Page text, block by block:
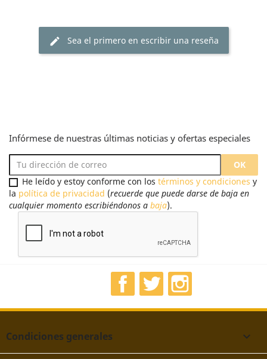
edit Sea el primero en escribir una reseña
Infórmese de nuestras últimas noticias y ofertas especiales
He leído y estoy conforme con los términos y condiciones y
la política de privacidad (recuerde que puede darse de baja en
cualquier momento escribiéndonos a baja).
FacebookTwitter
Condiciones generales 